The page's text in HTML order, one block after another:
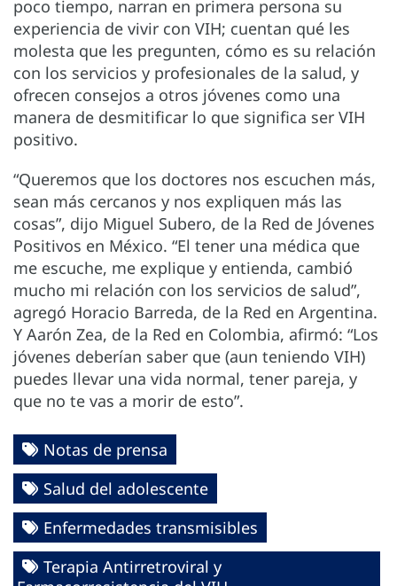
poco tiempo, narran en primera persona su
experiencia de vivir con VIH; cuentan qué les
molesta que les pregunten, cómo es su relación
con los servicios y profesionales de la salud, y
ofrecen consejos a otros jóvenes como una
manera de desmitificar lo que significa ser VIH
positivo.
“Queremos que los doctores nos escuchen más,
sean más cercanos y nos expliquen más las
cosas”, dijo Miguel Subero, de la Red de Jóvenes
Positivos en México. “El tener una médica que
me escuche, me explique y entienda, cambió
mucho mi relación con los servicios de salud”,
agregó Horacio Barreda, de la Red en Argentina.
Y Aarón Zea, de la Red en Colombia, afirmó: “Los
jóvenes deberían saber que (aun teniendo VIH)
puedes llevar una vida normal, tener pareja, y
que no te vas a morir de esto”.
Notas de prensa
Salud del adolescente
Enfermedades transmisibles
Terapia Antirretroviral y